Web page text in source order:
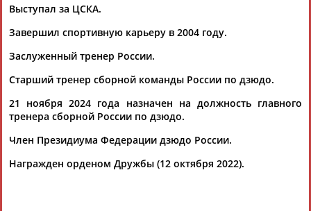
Виталий Макаров. Ему была вручена специальная награда
- кубок...
(Проект: Информационное агентство СТАДИОН
28.04.2025
Подведены итоги выступления российских дзюдоистов на
"Большом шлеме" 2025 в Ташкенте
...этап подготовки, - рассказал глава тренерского штаба
Виталий Макаров. – Безусловно, тяжелая работа ОФП...
(Проект: Информационное агентство СТАДИОН
03.03.2025
Глава Федерации дзюдо России и Губернатор Челябинской
области заключили Соглашение о сотрудничестве
Выступал за ЦСКА.
Завершил спортивную карьеру в 2004 году.
Заслуженный тренер России.
Старший тренер сборной команды России по дзюдо.
21 ноября 2024 года назначен на должность главного
тренера сборной России по дзюдо.
Член Президиума Федерации дзюдо России.
Награжден орденом Дружбы (12 октября 2022).